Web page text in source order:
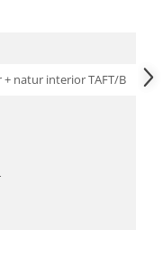
natur interior TAFT/B